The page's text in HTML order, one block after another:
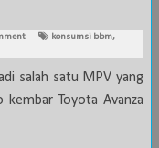
konsumsi bbm,
salah satu MPV yang
kembar Toyota Avanza